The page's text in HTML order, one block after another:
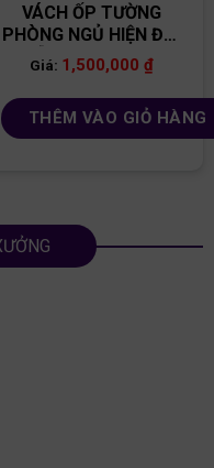
VÁCH ỐP TƯỜNG
PHÒNG NGỦ HIỆN ĐẠI
GỖ MDF VNPN04
Giá: 1,500,000 ₫
THÊM VÀO GIỎ HÀNG